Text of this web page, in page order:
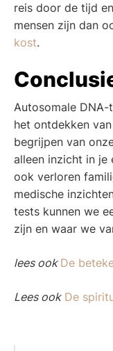
reis door de tijd
mensen zijn dan
kost.
Autosomale
het ontdekken
begrijpen van
alleen inzicht in je
ook verloren
medische
tests kunnen we
zijn en waar we
lees ook De
Lees ook De